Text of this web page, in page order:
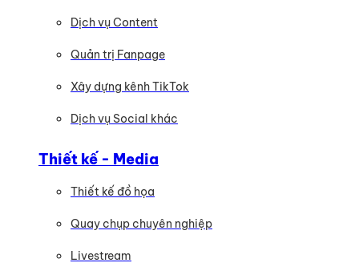
Dịch vụ Content
Quản trị Fanpage
Xây dựng kênh TikTok
Dịch vụ Social khác
Thiết kế - Media
Thiết kế đồ họa
Quay chụp chuyên nghiệp
Livestream